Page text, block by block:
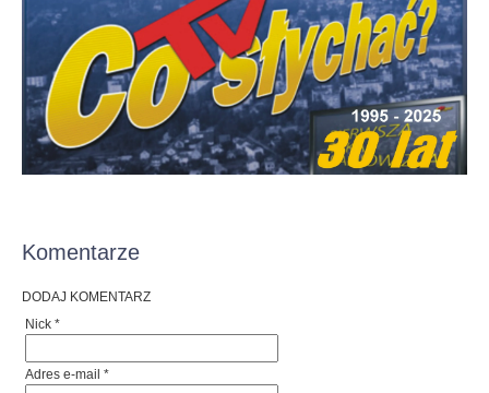
Komentarze
DODAJ KOMENTARZ
Nick *
Adres e-mail *